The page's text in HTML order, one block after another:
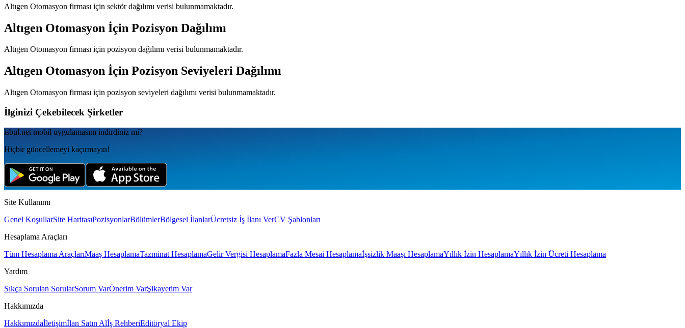
Altıgen Otomasyon firması için sektör dağılımı verisi bulunmamaktadır.
Altıgen Otomasyon İçin Pozisyon Dağılımı
Altıgen Otomasyon firması için pozisyon dağılımı verisi bulunmamaktadır.
Altıgen Otomasyon İçin Pozisyon Seviyeleri Dağılımı
Altıgen Otomasyon firması için pozisyon seviyeleri dağılımı verisi bulunmamaktadır.
İlginizi Çekebilecek Şirketler
isbul.net mobil uygulamаsını indirdiniz mi?
Hiçbir güncellemeyi kaçırmayın!
Site Kullanımı
Genel KoşullarSite HaritasıPozisyonlarBölümlerBölgesel İlanlarÜcretsiz İş İlanı VerCV Şablonları
Hesaplama Araçları
Tüm Hesaplama AraçlarıMaaş HesaplamaTazminat HesaplamaGelir Vergisi HesaplamaFazla Mesai Hesaplamaİşsizlik Maaşı HesaplamaYıllık İzin HesaplamaYıllık İzin Ücreti Hesaplama
Yardım
Sıkça Sorulan SorularSorum VarÖnerim VarŞikayetim Var
Hakkımızda
Hakkımızdaİletişimİlan Satın Alİş RehberiEditöryal Ekip